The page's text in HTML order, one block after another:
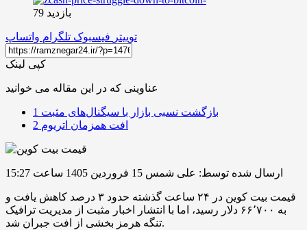
بازدید 79
توییتر فیسبوک تلگرام واتساپ
کپی لینک
عناوینی که در این مقاله می خوانید
1 بازگشت نسبی بازار با سیگنال‌های مثبت
2 افت همزمان اتریوم
ارسال شده توسط: علی شمس 15 فروردین 1405 ساعت 15:27
قیمت بیت کوین در ۲۴ ساعت گذشته حدود ۳ درصد کاهش یافت و
به ۶۶٬۷۰۰ دلار رسید، اما با انتشار اخبار مثبت از مدیریت ترافیک
تنگه هرمز بخشی از افت جبران شد.